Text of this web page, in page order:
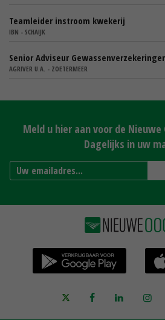
Teamleider instroom kwekerij
IBN - SCHAIJK
Senior Adviseur
AGRIVER U.A. - ZOETERMEER
Meld u hier aan voor de
Dagelijks in uw